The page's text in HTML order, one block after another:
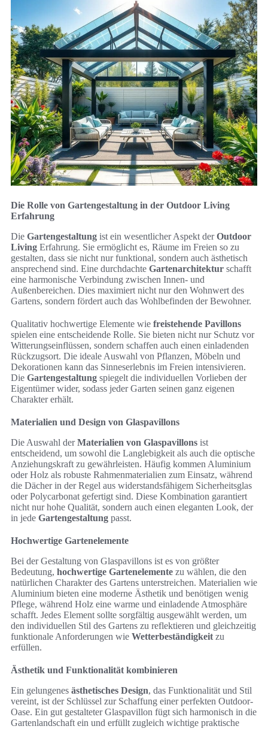
Die Rolle von Gartengestaltung in der Outdoor Living
Erfahrung
Die Gartengestaltung ist ein wesentlicher Aspekt derOutdoor
Living Erfahrung. Sie ermöglicht es, Räume im Freien so zu
gestalten, dass sie nicht nur funktional, sondern auch ästhetisch
ansprechend sind. Eine durchdachte Gartenarchitektur schafft
eine harmonische Verbindung zwischen Innen- und
Außenbereichen. Dies maximiert nicht nur den Wohnwert des
Gartens, sondern fördert auch das Wohlbefinden der Bewohner.
Qualitativ hochwertige Elemente wie freistehende Pavillons
spielen eine entscheidende Rolle. Sie bieten nicht nur Schutz vor
Witterungseinflüssen, sondern schaffen auch einen einladenden
Rückzugsort. Die ideale Auswahl von Pflanzen, Möbeln und
Dekorationen kann das Sinneserlebnis im Freien intensivieren.
Die Gartengestaltung spiegelt die individuellen Vorlieben der
Eigentümer wider, sodass jeder Garten seinen ganz eigenen
Charakter erhält.
Materialien und Design von Glaspavillons
Die Auswahl derMaterialien von Glaspavillons ist
entscheidend, um sowohl die Langlebigkeit als auch die optische
Anziehungskraft zu gewährleisten. Häufig kommen Aluminium
oder Holz als robuste Rahmenmaterialien zum Einsatz, während
die Dächer in der Regel aus widerstandsfähigem Sicherheitsglas
oder Polycarbonat gefertigt sind. Diese Kombination garantiert
nicht nur hohe Qualität, sondern auch einen eleganten Look, der
in jede Gartengestaltung passt.
Hochwertige Gartenelemente
Bei der Gestaltung von Glaspavillons ist es von größter
Bedeutung, hochwertige Gartenelemente zu wählen, die den
natürlichen Charakter des Gartens unterstreichen. Materialien wie
Aluminium bieten eine moderne Ästhetik und benötigen wenig
Pflege, während Holz eine warme und einladende Atmosphäre
schafft. Jedes Element sollte sorgfältig ausgewählt werden, um
den individuellen Stil des Gartens zu reflektieren und gleichzeitig
funktionale Anforderungen wie Wetterbeständigkeitzu
erfüllen.
Ästhetik und Funktionalität kombinieren
Ein gelungenes ästhetisches Design, das Funktionalität und Stil
vereint, ist der Schlüssel zur Schaffung einer perfekten Outdoor-
Oase. Ein gut gestalteter Glaspavillon fügt sich harmonisch in die
Gartenlandschaft ein und erfüllt zugleich wichtige praktische